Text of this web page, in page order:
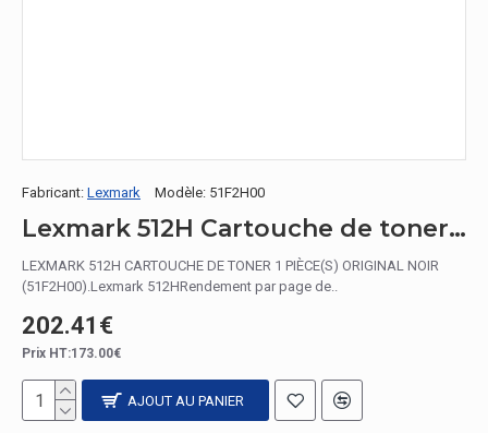
Fabricant: Lexmark Modèle: 51F2H00
Lexmark 512H Cartouche de toner 1 pièce(s) Original Noir
LEXMARK 512H CARTOUCHE DE TONER 1 PIÈCE(S) ORIGINAL NOIR
(51F2H00).Lexmark 512HRendement par page de..
202.41€
Prix HT:173.00€
AJOUT AU PANIER